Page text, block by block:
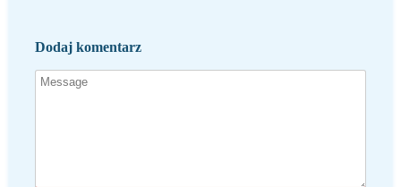
Dodaj komentarz